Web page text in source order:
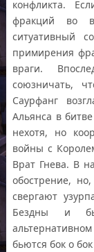
конфликта.
фракций во
ситуативный
примирения
враги.
союзничать,
Саурфанг
Альянса в
нехотя, но
войны с
Врат Гнева. В
обострение,
свергают
Бездны и
бьются бок о